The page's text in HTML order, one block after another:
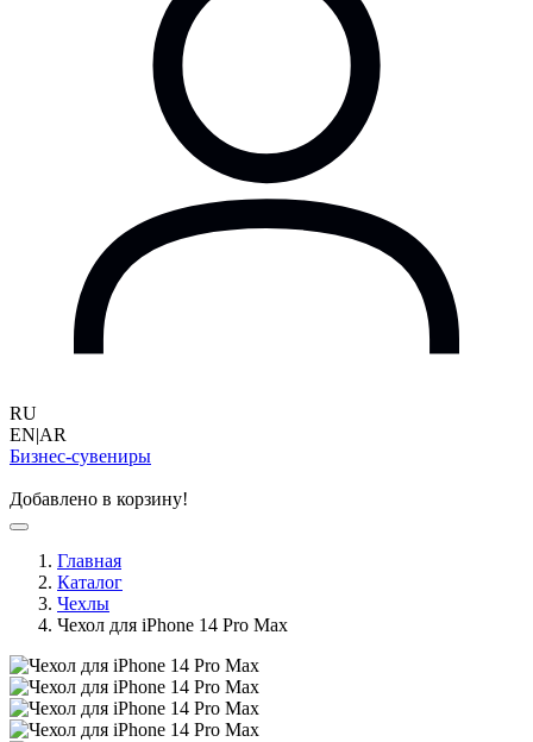
RU
EN|AR
Бизнес-сувениры
Добавлено в корзину!
Главная
Каталог
Чехлы
Чехол для iPhone 14 Pro Max